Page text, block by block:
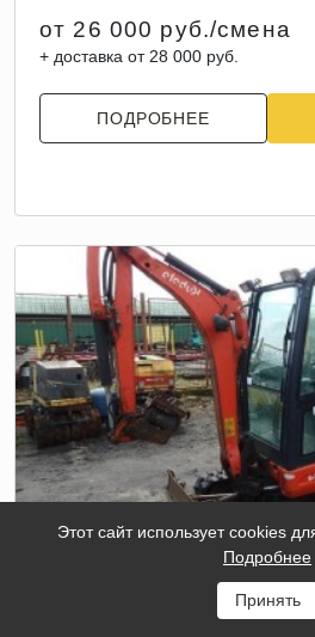
от 26 000 руб./смена
+ доставка от 28 000 руб.
ПОДРОБНЕЕ
МИНИ-ЭКСКАВАТОР KUBOTA
Этот сайт использует cookies
Подробнее
Принять